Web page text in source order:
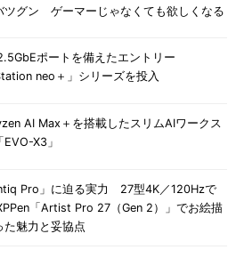
ツグン ゲーマーじゃなくても欲しくなる
ポートを備えたエントリー
neo＋」シリーズを投入
AI Max＋を搭載したスリムAIワークス
X3」
Pro」に迫る実力 27型4K／120Hzで
「Artist Pro 27（Gen 2）」でお絵描
た魅力と妥協点